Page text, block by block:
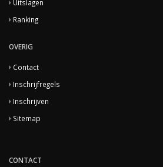
Uitslagen
Ranking
OVERIG
Contact
Inschrijfregels
Inschrijven
Sitemap
CONTACT